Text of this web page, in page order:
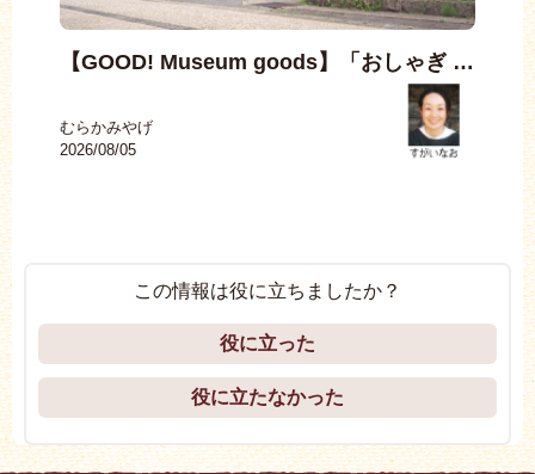
【GOOD! Museum goods】「おしゃぎ …
むらかみやげ
2026/08/05
む
この情報は役に立ちましたか？
役に立った
役に立たなかった